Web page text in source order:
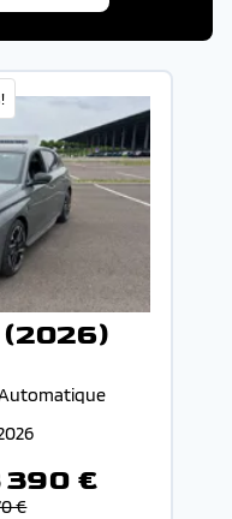
(2026)
390 €
€